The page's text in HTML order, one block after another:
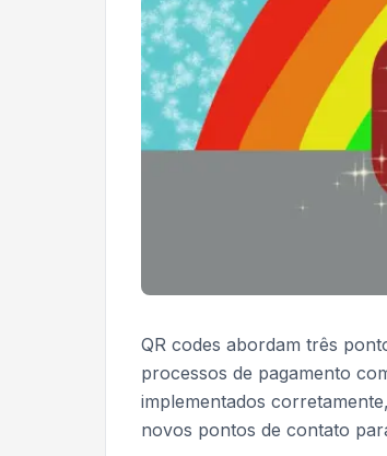
QR codes abordam três
processos de pagamento
implementados
novos pontos de contato